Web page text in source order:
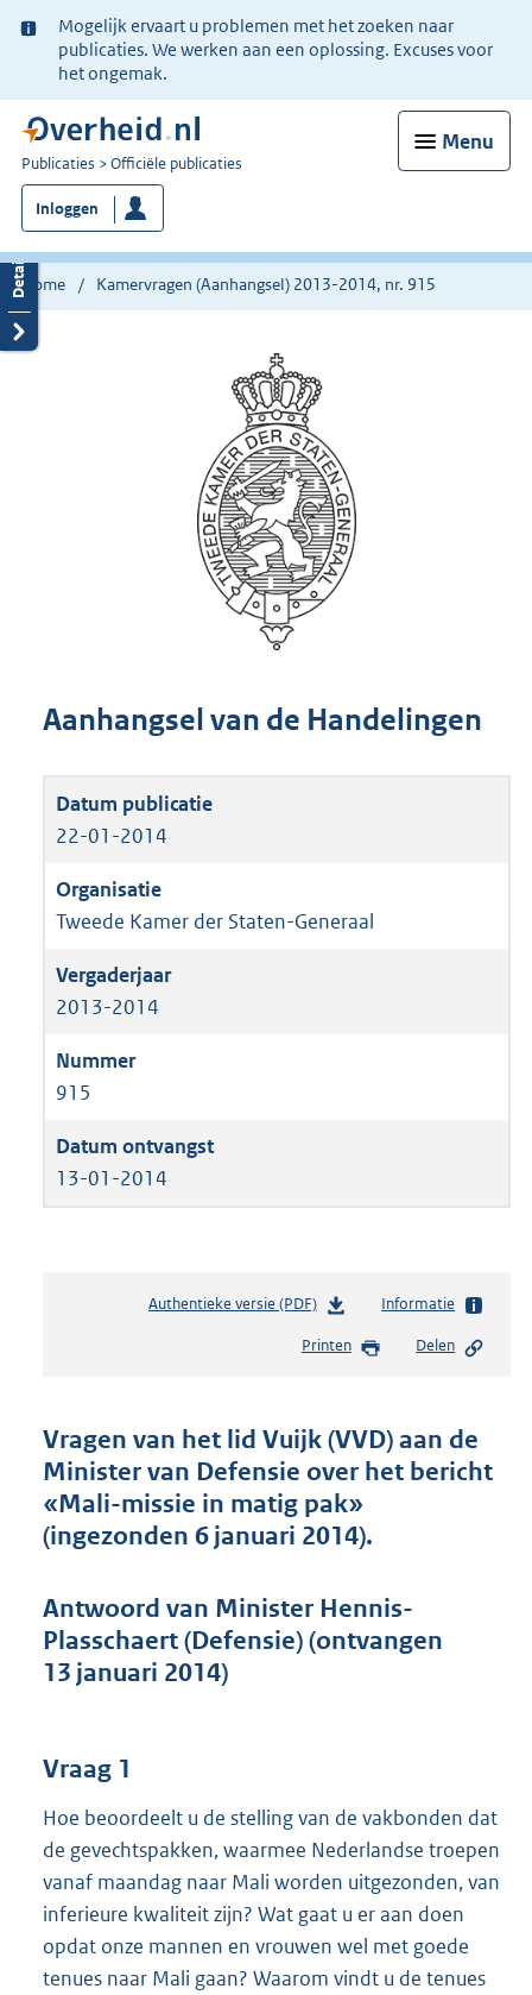
Ter
informatie:
Mogelijk ervaart u problemen met het zoeken naar
publicaties. We werken aan een oplossing. Excuses voor
het ongemak.
Menu
U
bent
nu
hier:
Publicaties Officiële publicaties
Inloggen
Home Kamervragen (Aanhangsel) 2013-2014, nr. 915
Aanhangsel van de Handelingen
22-01-2014
Tweede Kamer der Staten-Generaal
2013-2014
915
13-01-2014
Authentieke versie (PDF)b
s
d
s
g
r
t
e
Informatie
Printen Delen
Vragen van het lid Vuijk (VVD) aan de
Minister van Defensie over het bericht
«Mali-missie in matig pak»
(ingezonden 6 januari 2014).
Antwoord van Minister Hennis-
Plasschaert (Defensie) (ontvangen
13 januari 2014)
Vraag 1
Hoe beoordeelt u de stelling van de vakbonden dat
de gevechtspakken, waarmee Nederlandse troepen
vanaf maandag naar Mali worden uitgezonden, van
inferieure kwaliteit zijn? Wat gaat u er aan doen
opdat onze mannen en vrouwen wel met goede
tenues naar Mali gaan? Waarom vindt u de tenues